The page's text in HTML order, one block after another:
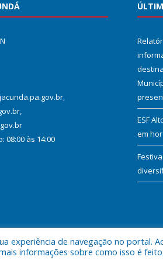
08:00 às 14:00
ESF
em
a Prefeitura Municipal de Jacundá.
experiência de navegação no portal.
informações sobre como isso é